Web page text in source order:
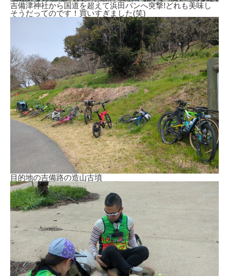
吉備津神社から国道を超えて浜田パンへ突撃!どれも美味し
そうだってのです！買いすぎました(笑)
目的地の吉備路の造山古墳